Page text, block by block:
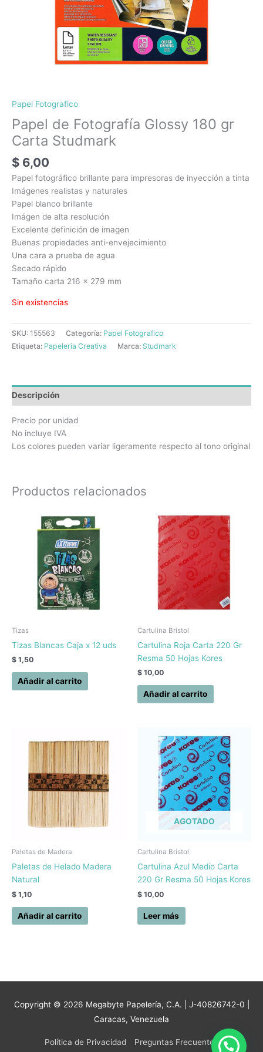
Papel Fotografico
Papel de Fotografía Glossy 180 gr
Carta Studmark
$ 6,00
Papel fotográfico brillante para impresoras de inyección a tinta
Imágenes realistas y naturales
Papel blanco brillante
Imágen de alta resolución
Excelente definición de imagen
Buenas propiedades anti-envejecimiento
Una cara a prueba de agua
Secado rápido
Tamaño carta 216 x 279 mm
Sin existencias
SKU: 155563 Categoría: Papel Fotografico
Etiqueta: Papeleria Creativa Marca: Studmark
Descripción
Precio por unidad
No incluye IVA
Los colores pueden variar ligeramente respecto al tono original
Productos relacionados
Tizas
Tizas Blancas Caja x 12 uds
$ 1,50
Añadir al carrito
Cartulina Bristol
Cartulina Roja Carta 220 Gr
Resma 50 Hojas Kores
$ 10,00
Añadir al carrito
Paletas de Madera
Paletas de Helado Madera
Natural
$ 1,10
Añadir al carrito
AGOTADO
Cartulina Bristol
Cartulina Azul Medio Carta
220 Gr Resma 50 Hojas Kores
$ 10,00
Leer más
Copyright © 2026 Megabyte Papelería, C.A. | J-40826742-0 |
Caracas, Venezuela
Política de Privacidad Preguntas Frecuentes